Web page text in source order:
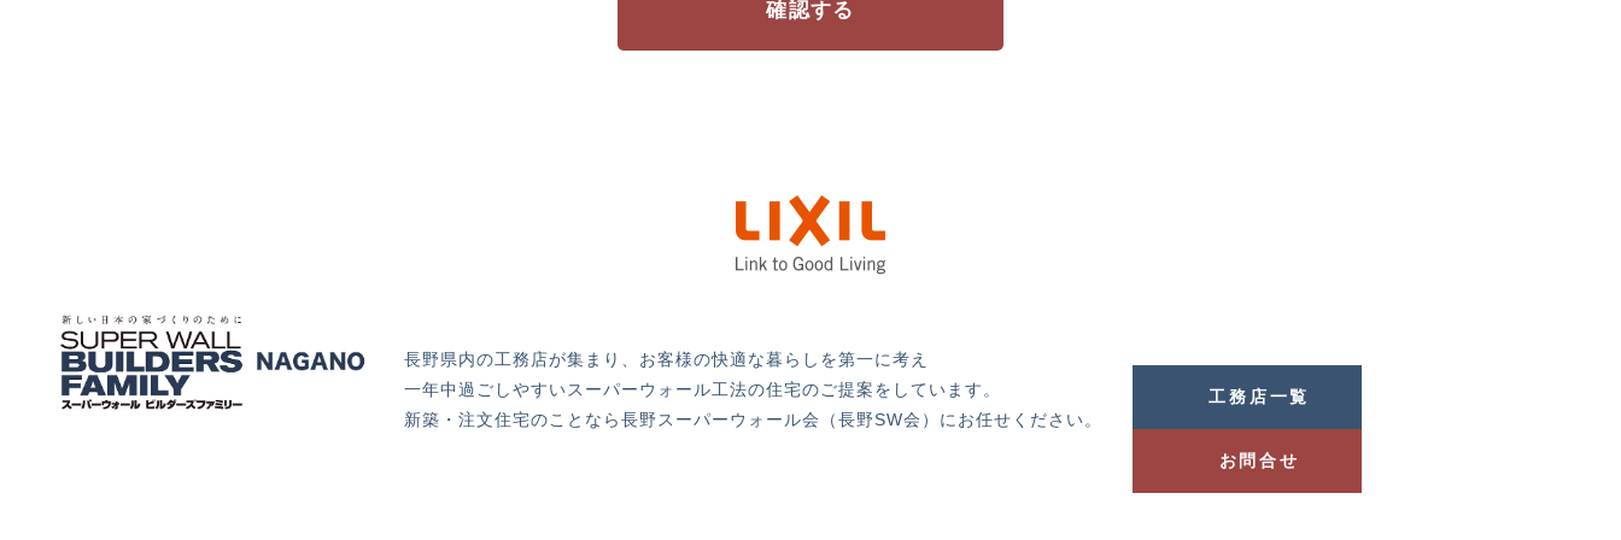
長野県内の工務店が集まり、お客様の快適な暮らしを第一に考え
一年中過ごしやすいスーパーウォール工法の住宅のご提案をしています。
新築・注文住宅のことなら長野スーパーウォール会（長野SW会）にお任せください。
工務店一覧
お問合せ